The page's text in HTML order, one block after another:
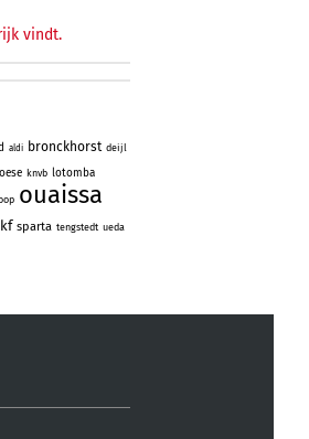
vindt.
aldi bronckhorst deijl
knvb lotomba
ouaissa
sparta tengstedt ueda